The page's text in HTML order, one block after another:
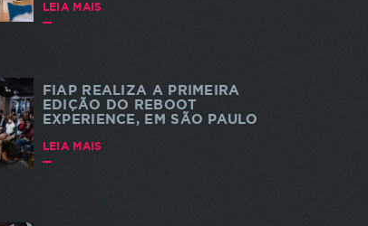
LEIA MAIS
FIAP REALIZA A PRIMEIRA
EDIÇÃO DO REBOOT
EXPERIENCE, EM SÃO PAULO
LEIA MAIS